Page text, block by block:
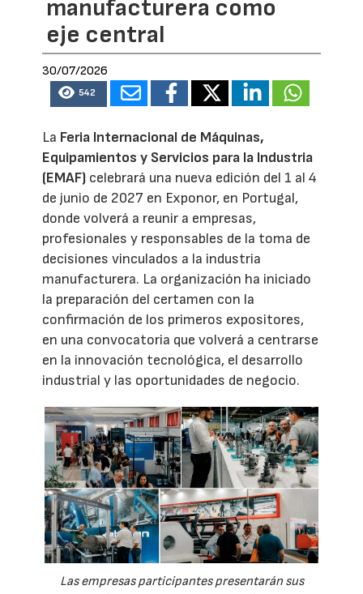
manufacturera como
eje central
30/07/2026
542
La Feria Internacional de Máquinas,
Equipamientos y Servicios para la Industria
(EMAF) celebrará una nueva edición del 1 al 4
de junio de 2027 en Exponor, en Portugal,
donde volverá a reunir a empresas,
profesionales y responsables de la toma de
decisiones vinculados a la industria
manufacturera. La organización ha iniciado
la preparación del certamen con la
confirmación de los primeros expositores,
en una convocatoria que volverá a centrarse
en la innovación tecnológica, el desarrollo
industrial y las oportunidades de negocio.
Las empresas participantes presentarán sus